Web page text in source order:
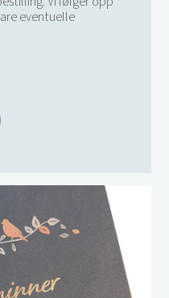
eventuelle